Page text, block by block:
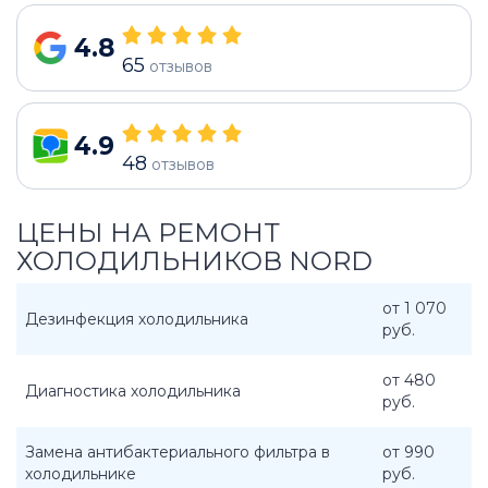
4.8
65 отзывов
4.9
48 отзывов
ЦЕНЫ НА РЕМОНТ
ХОЛОДИЛЬНИКОВ NORD
Дезинфекция холодильника
от 1 070
руб.
Диагностика холодильника
от 480
руб.
Замена антибактериального фильтра в
холодильнике
от 990
руб.